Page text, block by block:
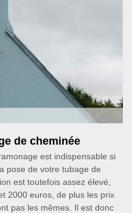
de cheminée
est indispensable si
pose de votre tubage de
est toutefois assez élevé,
2000 euros, de plus les prix
pas les mêmes. Il est donc